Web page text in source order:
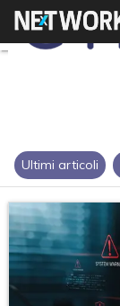
Ultimi articoli